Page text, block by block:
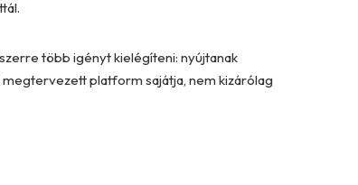
több igényt kielégíteni: nyújtanak
platform sajátja, nem kizárólag